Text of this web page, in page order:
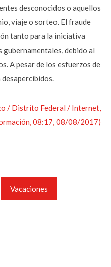
desconocidos o aquellos
viaje o sorteo. El fraude
tanto para la iniciativa
debido al
A pesar de los esfuerzos de
/ Distrito Federal / Internet,
08:17, 08/08/2017)
Vacaciones